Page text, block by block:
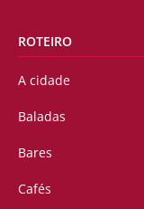
ROTEIRO
A cidade
Baladas
Bares
Cafés